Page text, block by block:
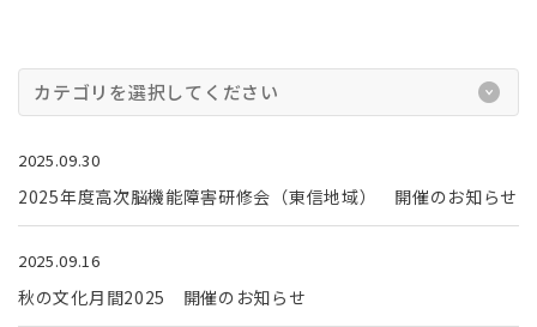
カテゴリを選択してください
2025.09.30
2025年度高次脳機能障害研修会（東信地域） 開催のお知らせ
2025.09.16
秋の文化月間2025 開催のお知らせ